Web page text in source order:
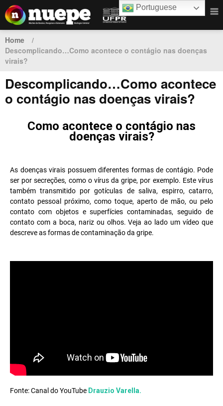
Home
/
Descomplicando…Como acontece o contágio nas doenças
virais?
Descomplicando…Como acontece
o contágio nas doenças virais?
Como acontece o contágio nas
doenças virais?
As doenças virais possuem diferentes formas de contágio. Pode
ser por secreções, como o vírus da gripe, por exemplo. Este vírus
também transmitido por gotículas de saliva, espirro, catarro,
contato pessoal próximo, como toque, aperto de mão, ou pelo
contato com objetos e superfícies contaminadas, seguido de
contato com a boca, nariz ou olhos. Veja ao lado um vídeo que
descreve as formas de contaminação da gripe.
Fonte: Canal do YouTube Drauzio Varella.
Portuguese